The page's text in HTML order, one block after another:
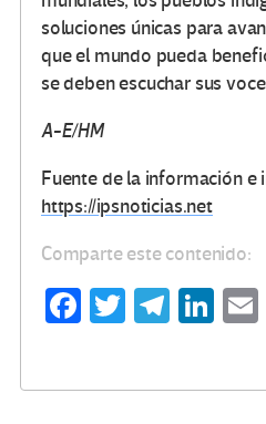
soluciones únicas para
que el mundo pueda
se deben escuchar sus
A-E/HM
Fuente de la información e
https://ipsnoticias.net
Comparte este contenido:
Fa T
Te Li